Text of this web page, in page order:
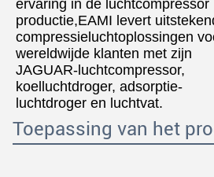
ervaring in de luchtcompressor
productie,EAMI levert
compressieluchtoplossingen
wereldwijde klanten met zijn
JAGUAR-luchtcompressor,
koelluchtdroger, adsorptie-
luchtdroger en luchtvat.
Toepassing van het